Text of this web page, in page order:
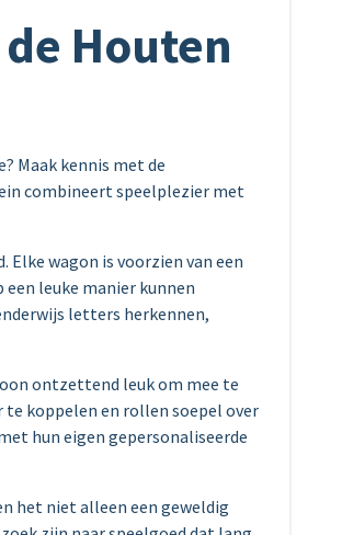
Houten
Maak kennis met de
combineert speelplezier met
wagon is voorzien van een
leuke manier kunnen
letters herkennen,
ontzettend leuk om mee te
te koppelen en rollen soepel over
hun eigen gepersonaliseerde
het niet alleen een geweldig